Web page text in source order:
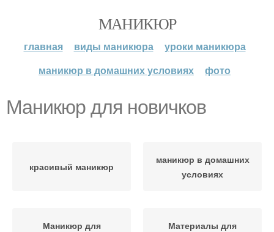
МАНИКЮР
главная виды маникюра
уроки маникюра
маникюр в домашних условиях
фото
Маникюр для новичков
красивый маникюр
маникюр в домашних
условиях
Маникюр для
Материалы для